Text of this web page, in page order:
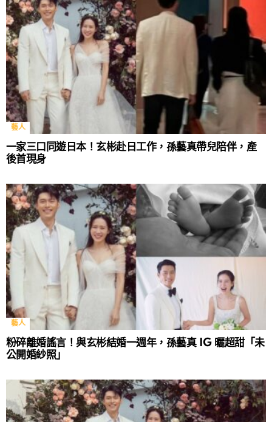
藝人
一家三口同遊日本！玄彬赴日工作，孫藝真帶兒陪伴，產
後首現身
藝人
粉碎離婚謠言！與玄彬結婚一週年，孫藝真 IG 曬超甜「未
公開婚紗照」